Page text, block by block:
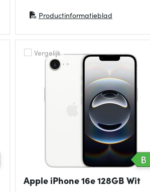
Productinformatieblad
(opent in nieuw venster)
Vergelijk
Apple iPhone 16e 128GB Wit